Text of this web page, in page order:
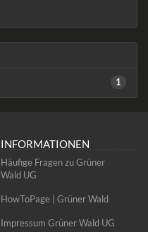
1
INFORMATIONEN
Häufige Fragen zu Grüner
Wald UG
HowToPage | Grüner Wald
Impressum Grüner Wald UG